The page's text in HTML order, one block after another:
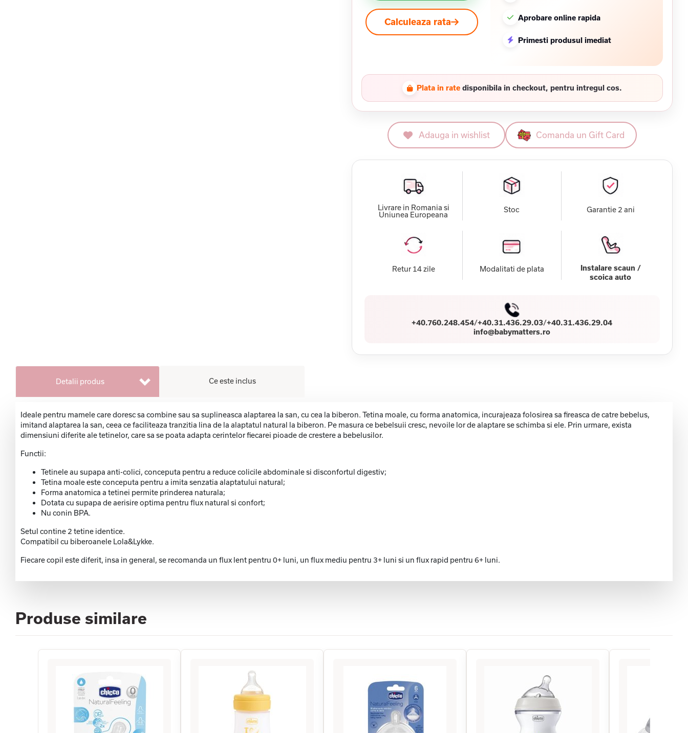
Calculeaza rata Aprobare online rapida
Primesti produsul imediat
Plata in rate disponibila in checkout, pentru intregul cos.
Adauga in wishlist Comanda un Gift Card
Livrare in Romania si
Uniunea Europeana
Stoc Garantie 2 ani
Retur 14 zile Modalitati de plata
Instalare scaun /
scoica auto
+40.760.248.454/+40.31.436.29.03/+40.31.436.29.04
info@babymatters.ro
Detalii produs Ce este inclus
Ideale pentru mamele care doresc sa combine sau sa suplineasca alaptarea la san, cu cea la biberon. Tetina moale, cu forma anatomica, incurajeaza folosirea sa fireasca de catre bebelus,
imitand alaptarea la san, ceea ce faciliteaza tranzitia lina de la alaptatul natural la biberon. Pe masura ce bebelsuii cresc, nevoile lor de alaptare se schimba si ele. Prin urmare, exista
dimensiuni diferite ale tetinelor, care sa se poata adapta cerintelor fiecarei pioade de crestere a bebelusilor.
Functii:
Tetinele au supapa anti-colici, conceputa pentru a reduce colicile abdominale si disconfortul digestiv;
Tetina moale este conceputa pentru a imita senzatia alaptatului natural;
Forma anatomica a tetinei permite prinderea naturala;
Dotata cu supapa de aerisire optima pentru flux natural si confort;
Nu conin BPA.
Setul contine 2 tetine identice.
Compatibil cu biberoanele Lola&Lykke.
Fiecare copil este diferit, insa in general, se recomanda un flux lent pentru 0+ luni, un flux mediu pentru 3+ luni si un flux rapid pentru 6+ luni.
Produse similare